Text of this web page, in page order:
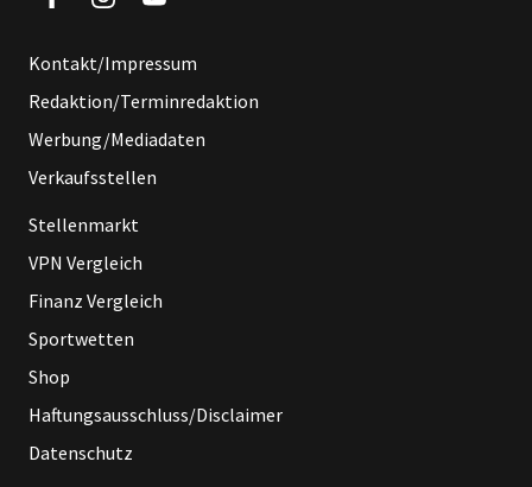
Kontakt/Impressum
Redaktion/Terminredaktion
Werbung/Mediadaten
Verkaufsstellen
Stellenmarkt
VPN Vergleich
Finanz Vergleich
Sportwetten
Shop
Haftungsausschluss/Disclaimer
Datenschutz